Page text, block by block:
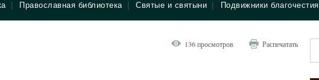
Православная библиотека Святые и святыни Подвижники благочестия
136 просмотров Распечатать